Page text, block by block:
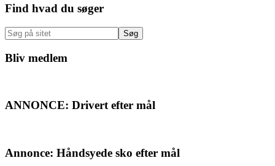
Primær
Sidebar
Find hvad du søger
Søg
på
sitet
Bliv medlem
ANNONCE: Drivert efter mål
Annonce: Håndsyede sko efter mål